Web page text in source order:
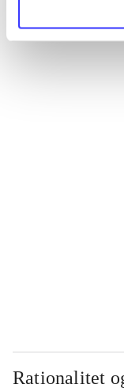
Alle registrerede
Rationalitet